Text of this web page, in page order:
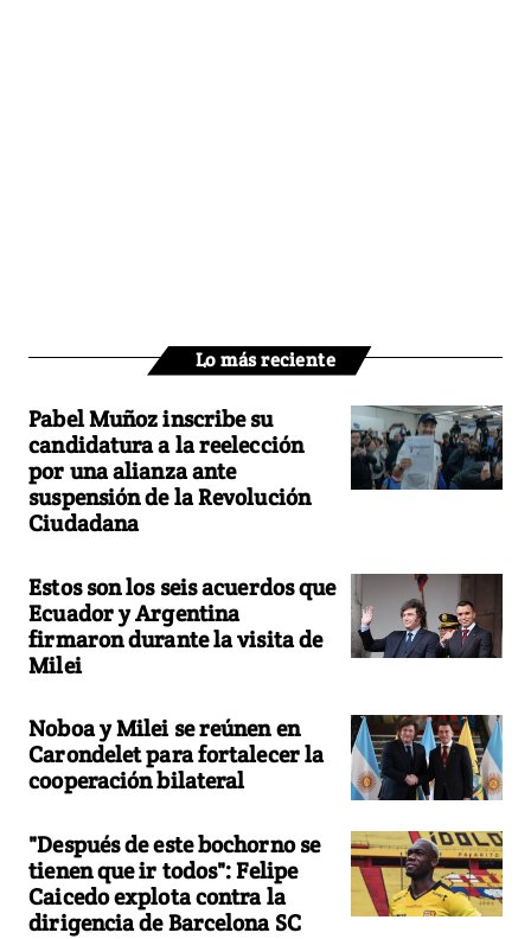
Lo más reciente
Pabel Muñoz inscribe su
candidatura a la reelección
por una alianza ante
suspensión de la Revolución
Ciudadana
Estos son los seis acuerdos que
Ecuador y Argentina
firmaron durante la visita de
Milei
Noboa y Milei se reúnen en
Carondelet para fortalecer la
cooperación bilateral
"Después de este bochorno se
tienen que ir todos": Felipe
Caicedo explota contra la
dirigencia de Barcelona SC